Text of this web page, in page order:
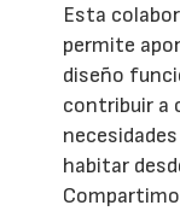
Esta
permite
diseño
contribuir a
habitar